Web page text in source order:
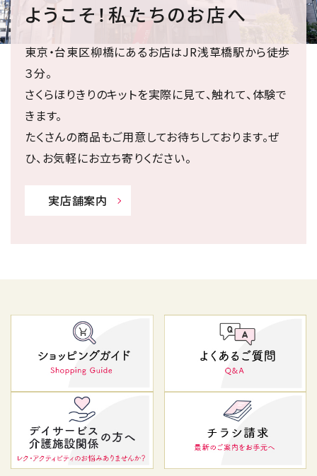
ようこそ！私たちのお店へ
東京・台東区柳橋にあるお店はJR浅草橋駅から徒歩
３分。
さくらほりきりのキットを実際に見て、触れて、体験で
きます。
たくさんの商品もご用意してお待ちしております。ぜ
ひ、お気軽にお立ち寄りください。
実店舗案内